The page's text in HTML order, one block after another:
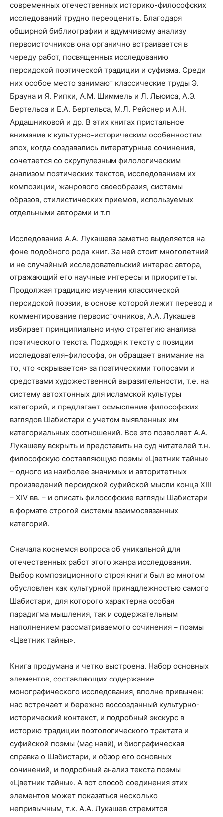
современных отечественных историко-философских
исследований трудно переоценить. Благодаря
обширной библиографии и вдумчивому анализу
первоисточников она органично встраивается в
череду работ, посвященных исследованию
персидской поэтической традиции и суфизма. Среди
них особое место занимают классические труды Э.
Брауна и Я. Рипки, А.М. Шиммель и Л. Льюиса, А.Э.
Бертельса и Е.А. Бертельса, М.Л. Рейснер и А.Н.
Ардашниковой и др. В этих книгах пристальное
внимание к культурно-историческим особенностям
эпох, когда создавались литературные сочинения,
сочетается со скрупулезным филологическим
анализом поэтических текстов, исследованием их
композиции, жанрового своеобразия, системы
образов, стилистических приемов, используемых
отдельными авторами и т.п.
Исследование А.А. Лукашева заметно выделяется на
фоне подобного рода книг. За ней стоит многолетний
и не случайный исследовательский интерес автора,
отражающий его научные интересы и приоритеты.
Продолжая традицию изучения классической
персидской поэзии, в основе которой лежит перевод и
комментирование первоисточников, А.А. Лукашев
избирает принципиально иную стратегию анализа
поэтического текста. Подходя к тексту с позиции
исследователя-философа, он обращает внимание на
то, что «скрывается» за поэтическими топосами и
средствами художественной выразительности, т.е. на
систему автохтонных для исламской культуры
категорий, и предлагает осмысление философских
взглядов Шабистари с учетом выявленных им
категориальных соотношений. Все это позволяет А.А.
Лукашеву вскрыть и представить на суд читателей т.н.
философскую составляющую поэмы «Цветник тайны»
– одного из наиболее значимых и авторитетных
произведений персидской суфийской мысли конца XIII
– XIV вв. – и описать философские взгляды Шабистари
в формате строгой системы взаимосвязанных
категорий.
Сначала коснемся вопроса об уникальной для
отечественных работ этого жанра исследования.
Выбор композиционного строя книги был во многом
обусловлен как культурной принадлежностью самого
Шабистари, для которого характерна особая
парадигма мышления, так и содержательным
наполнением рассматриваемого сочинения – поэмы
«Цветник тайны».
Книга продумана и четко выстроена. Набор основных
элементов, составляющих содержание
монографического исследования, вполне привычен:
нас встречает и бережно воссозданный культурно-
исторический контекст, и подробный экскурс в
историю традиции поэтологического трактата и
суфийской поэмы (мас̱ навӣ), и биографическая
справка о Шабистари, и обзор его основных
сочинений, и подробный анализ текста поэмы
«Цветник тайны». А вот способ соединения этих
элементов может показаться несколько
непривычным, т.к. А.А. Лукашев стремится